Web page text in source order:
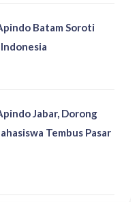
Batam Soroti
Jabar, Dorong
Tembus Pasar